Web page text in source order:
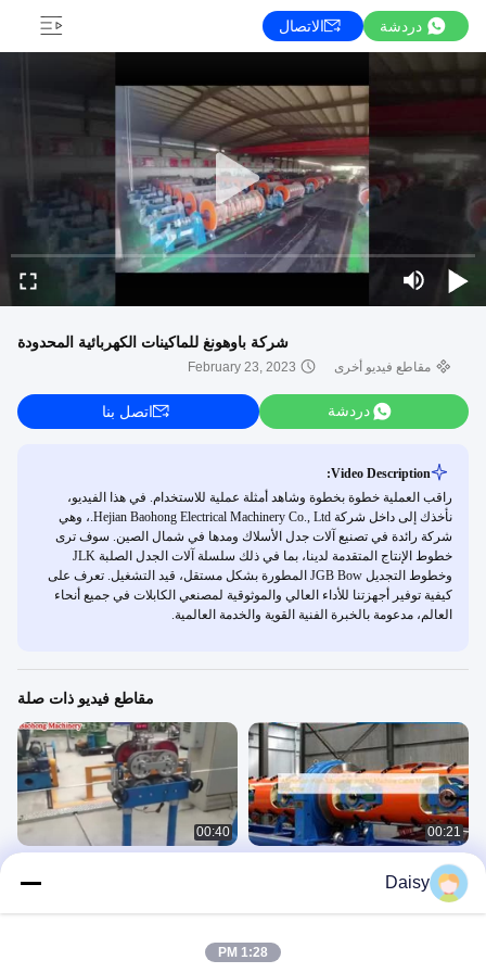
دردشة الاتصال
شركة باوهونغ للماكينات الكهربائية المحدودة
مقاطع فيديو أخرى February 23, 2023
دردشة اتصل بنا
Video Description:
راقب العملية خطوة بخطوة وشاهد أمثلة عملية للاستخدام. في هذا الفيديو،
نأخذك إلى داخل شركة Hejian Baohong Electrical Machinery Co., Ltd.، وهي
شركة رائدة في تصنيع آلات جدل الأسلاك ومدها في شمال الصين. سوف ترى
خطوط الإنتاج المتقدمة لدينا، بما في ذلك سلسلة آلات الجدل الصلبة JLK
وخطوط التجديل JGB Bow المطورة بشكل مستقل، قيد التشغيل. تعرف على
كيفية توفير أجهزتنا للأداء العالي والموثوقية لمصنعي الكابلات في جميع أنحاء
العالم، مدعومة بالخبرة الفنية القوية والخدمة العالمية.
مقاطع فيديو ذات صلة
00:21
آلة جدل الأسلاك الألومنيوم الأنبوبية، آلة
00:40
والكابلات عالية السرعة من الصلب
Daisy
1:28 PM